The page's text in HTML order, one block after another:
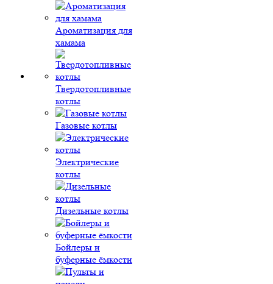
Ароматизация для
хамама
Твердотопливные
котлы
Газовые котлы
Электрические
котлы
Дизельные котлы
Бойлеры и
буферные ёмкости